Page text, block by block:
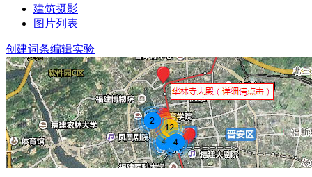
建筑摄影
图片列表
创建词条编辑实验